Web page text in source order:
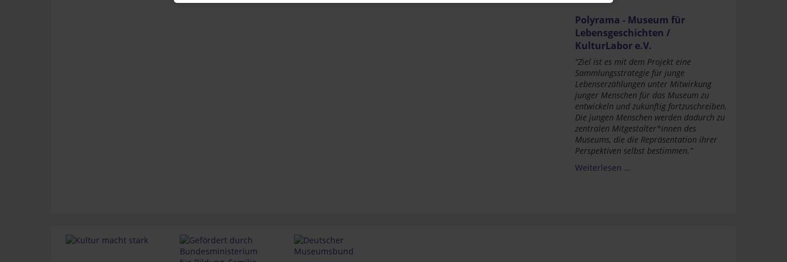
Polyrama - Museum für
Lebensgeschichten /
KulturLabor e.V.
“Ziel ist es mit dem Projekt eine
Sammlungsstrategie für junge
Lebenserzählungen unter Mitwirkung
junger Menschen für das Museum zu
entwickeln und zukünftig fortzuschreiben.
Die jungen Menschen werden dadurch zu
zentralen Mitgestalter*innen des
Museums, die die Repräsentation ihrer
Perspektiven selbst bestimmen.”
Weiterlesen …